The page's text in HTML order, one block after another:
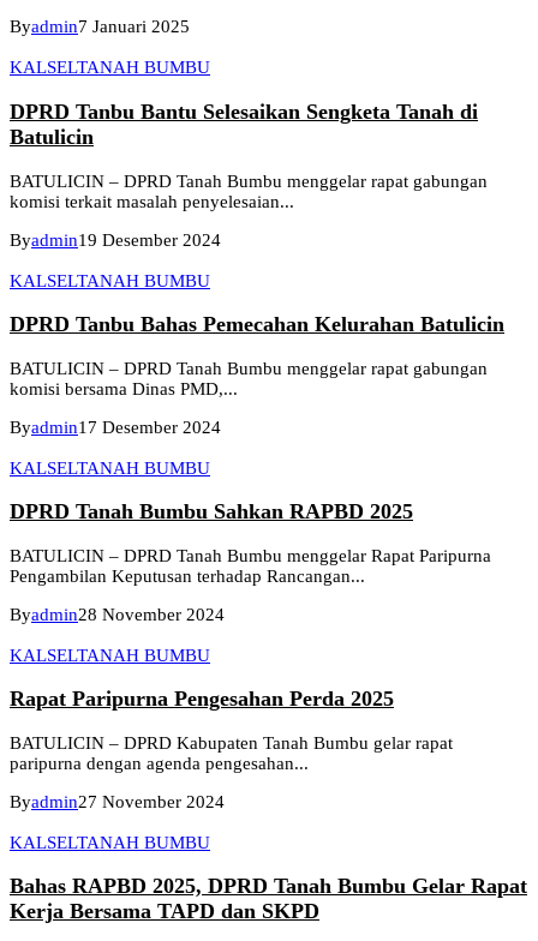
Byadmin7 Januari 2025
KALSELTANAH BUMBU
DPRD Tanbu Bantu Selesaikan Sengketa Tanah di
Batulicin
BATULICIN – DPRD Tanah Bumbu menggelar rapat gabungan
komisi terkait masalah penyelesaian...
Byadmin19 Desember 2024
KALSELTANAH BUMBU
DPRD Tanbu Bahas Pemecahan Kelurahan Batulicin
BATULICIN – DPRD Tanah Bumbu menggelar rapat gabungan
komisi bersama Dinas PMD,...
Byadmin17 Desember 2024
KALSELTANAH BUMBU
DPRD Tanah Bumbu Sahkan RAPBD 2025
BATULICIN – DPRD Tanah Bumbu menggelar Rapat Paripurna
Pengambilan Keputusan terhadap Rancangan...
Byadmin28 November 2024
KALSELTANAH BUMBU
Rapat Paripurna Pengesahan Perda 2025
BATULICIN – DPRD Kabupaten Tanah Bumbu gelar rapat
paripurna dengan agenda pengesahan...
Byadmin27 November 2024
KALSELTANAH BUMBU
Bahas RAPBD 2025, DPRD Tanah Bumbu Gelar Rapat
Kerja Bersama TAPD dan SKPD